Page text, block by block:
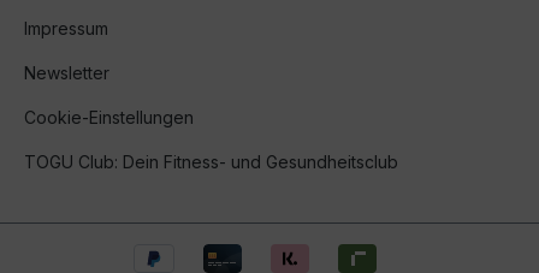
Impressum
Newsletter
Cookie-Einstellungen
TOGU Club: Dein Fitness- und Gesundheitsclub